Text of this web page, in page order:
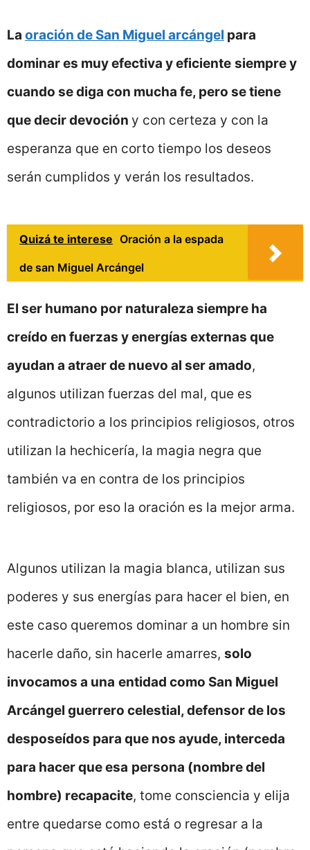
La oración de San Miguel arcángel para
dominar es muy efectiva y eficiente siempre y
cuando se diga con mucha fe, pero se tiene
que decir devoción y con certeza y con la
esperanza que en corto tiempo los deseos
serán cumplidos y verán los resultados.
Quizá te interese Oración a la espada
de san Miguel Arcángel
El ser humano por naturaleza siempre ha
creído en fuerzas y energías externas que
ayudan a atraer de nuevo al ser amado,
algunos utilizan fuerzas del mal, que es
contradictorio a los principios religiosos, otros
utilizan la hechicería, la magia negra que
también va en contra de los principios
religiosos, por eso la oración es la mejor arma.
Algunos utilizan la magia blanca, utilizan sus
poderes y sus energías para hacer el bien, en
este caso queremos dominar a un hombre sin
hacerle daño, sin hacerle amarres, solo
invocamos a una entidad como San Miguel
Arcángel guerrero celestial, defensor de los
desposeídos para que nos ayude, interceda
para hacer que esa persona (nombre del
hombre) recapacite, tome consciencia y elija
entre quedarse como está o regresar a la